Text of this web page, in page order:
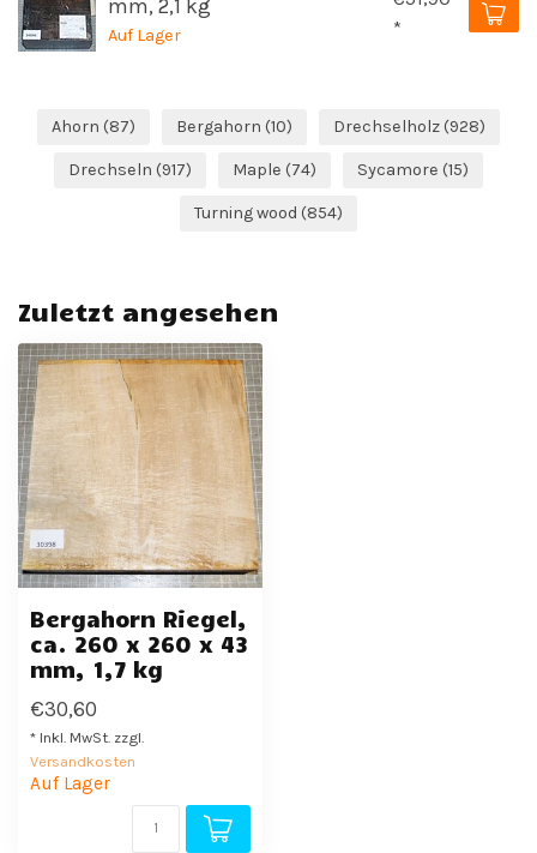
mm, 2,1 kg
Auf Lager
*
Ahorn (87) Bergahorn (10) Drechselholz (928)
Drechseln (917) Maple (74) Sycamore (15)
Turning wood (854)
Zuletzt angesehen
Bergahorn Riegel,
ca. 260 x 260 x 43
mm, 1,7 kg
€30,60
* Inkl. MwSt. zzgl.
Versandkosten
Auf Lager